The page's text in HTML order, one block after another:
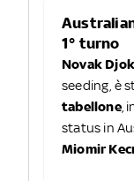
1° turno
Novak
seeding, è
tabellone,
status in
Miomir